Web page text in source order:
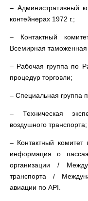
– Административный
контейнерах 1972 г.;
– Контактный
Всемирная таможенная
– Рабочая группа по
процедур торговли;
– Специальная группа
– Техническая
воздушного транспорта;
– Контактный комитет
информация о
организации /
транспорта /
авиации по API.